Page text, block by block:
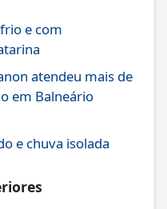
e com
atendeu mais de
em Balneário
e chuva isolada